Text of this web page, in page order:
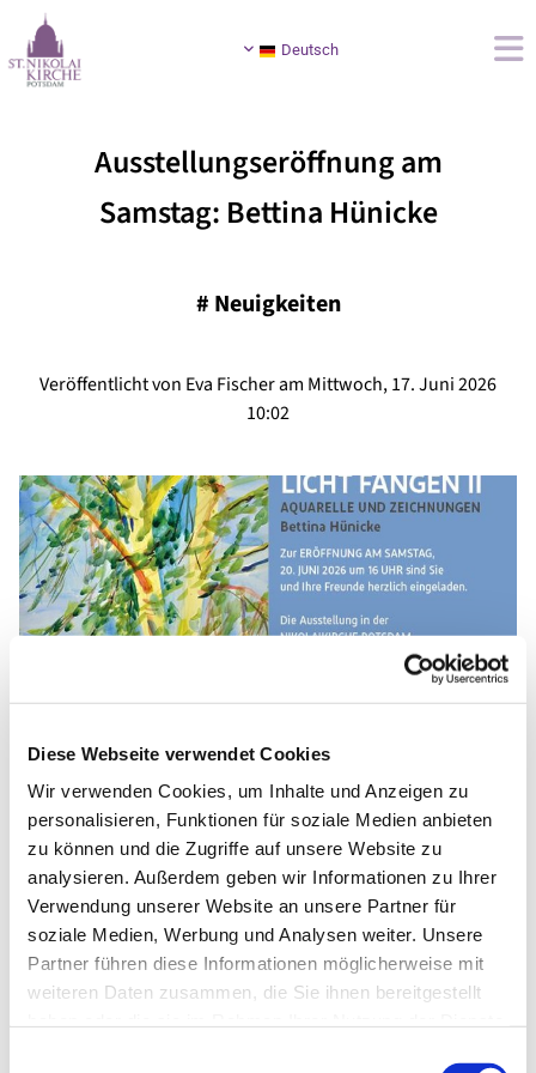
Diese Webseite verwendet Cookies
Wir verwenden Cookies, um Inhalte und Anzeigen zu
personalisieren, Funktionen für soziale Medien anbieten
zu können und die Zugriffe auf unsere Website zu
analysieren. Außerdem geben wir Informationen zu Ihrer
Verwendung unserer Website an unsere Partner für
soziale Medien, Werbung und Analysen weiter. Unsere
Partner führen diese Informationen möglicherweise mit
weiteren Daten zusammen, die Sie ihnen bereitgestellt
Deutsch
Ausstellungseröffnung am
Samstag: Bettina Hünicke
# Neuigkeiten
Veröffentlicht von Eva Fischer am Mittwoch, 17. Juni 2026
10:02
Ausstellungseröffnung am Samstag: Bettina
Hünicke
Die Potsdamer Künstlerin nimmt uns mit auf Licht-Fang!
In ihrer Ausstellung "Licht fangen II - Aquarelle und
Zeichnungen von Bettina Hünicke" verwöhnt sie uns mit
Farben, mit Leichtigkeit und lädt uns auf eine Reise an
verschiedene Orte ein. Welche Orte das sind? Das erzählt
sie uns sicherlich bei der Ausstellungseröffnung am